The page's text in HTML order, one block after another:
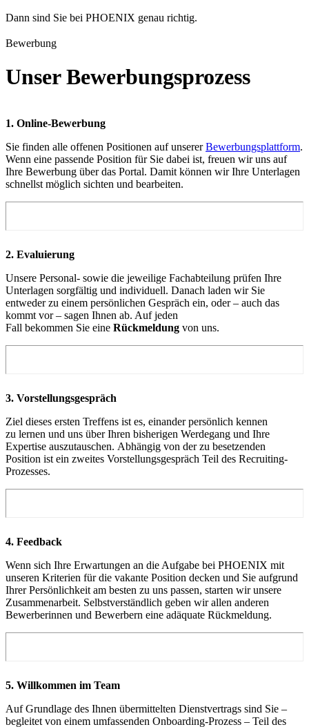
Dann sind Sie bei PHOENIX genau richtig.
Bewerbung
Unser Bewerbungsprozess
1. Online-Bewerbung
Sie finden alle offenen Positionen auf unsererBewerbungsplattform.
Wenn eine passende Position für Sie dabei ist, freuen wir uns auf
Ihre Bewerbung über das Portal. Damit können wir Ihre Unterlagen
schnellst möglich sichten und bearbeiten.
2. Evaluierung
Unsere Personal- sowie die jeweilige Fachabteilung prüfen Ihre
Unterlagen sorgfältig und individuell. Danach laden wir Sie
entweder zu einem persönlichen Gespräch ein, oder – auch das
kommt vor – sagen Ihnen ab. Auf jeden
Fall bekommen Sie eine Rückmeldung von uns.
3. Vorstellungs­gespräch
Ziel dieses ersten Treffens ist es, einander persönlich kennen
zu lernen und uns über Ihren bisherigen Werdegang und Ihre
Expertise auszutauschen. Abhängig von der zu besetzenden
Position ist ein zweites Vorstellungsgespräch Teil des Recruiting-
Prozesses.
4. Feedback
Wenn sich Ihre Erwartungen an die Aufgabe bei PHOENIX mit
unseren Kriterien für die vakante Position decken und Sie aufgrund
Ihrer Persönlichkeit am besten zu uns passen, starten wir unsere
Zusammenarbeit. Selbstverständlich geben wir allen anderen
Bewerberinnen und Bewerbern eine adäquate Rückmeldung.
5. Willkommen im Team
Auf Grundlage des Ihnen übermittelten Dienstvertrags sind Sie –
begleitet von einem umfassenden Onboarding-Prozess – Teil des